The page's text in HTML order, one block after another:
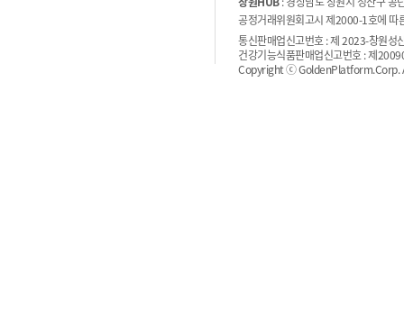
공정거래위원회고시 제2000-1호에
통신판매업신고번호 : 제 2023-창원
건강기능식품판매업신고번호 : 제
Copyright ⓒ GoldenPlatform.Corp.